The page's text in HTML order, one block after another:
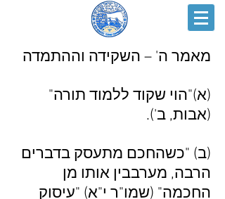
מאמר ה' – השקידה וההתמדה
(א)"הוי שקוד ללמוד תורה"
(אבות, ב').
(ב) "כשהחכם מתעסק בדברים
הרבה, מערבבין אותו מן
החכמה" (שמו"ר י"א) "עיסוק